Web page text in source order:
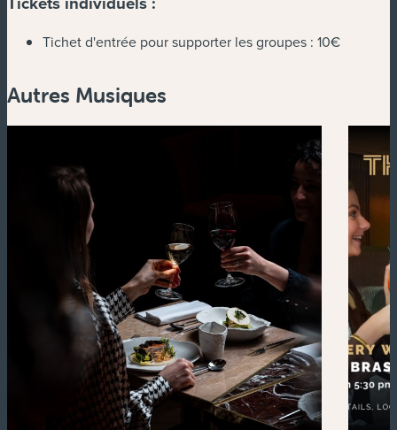
Tichet d'entrée pour supporter les groupes : 10€
Autres Musiques